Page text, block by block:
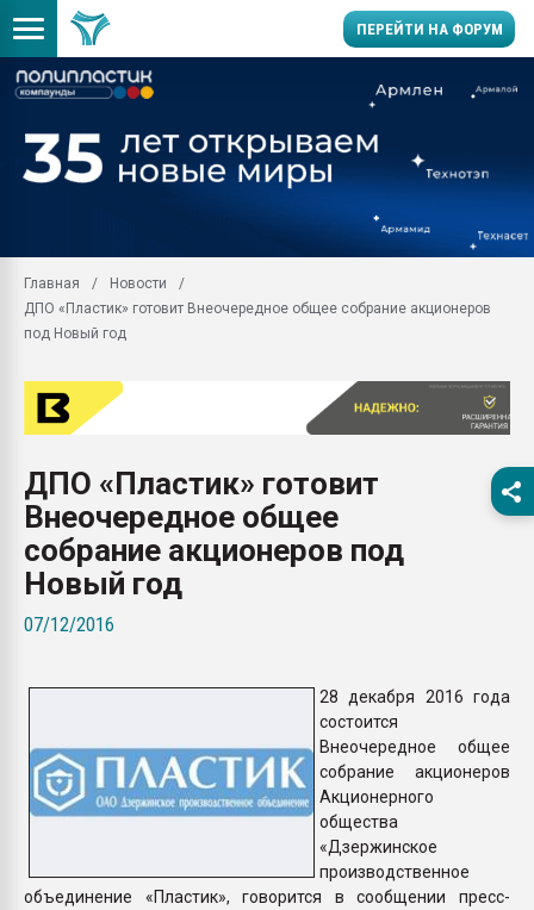
ПЕРЕЙТИ НА ФОРУМ
производство SPC
заводу пластмасс"
28.07.2026
первый план в
28.07.2026
ситуацией на
Всё, что касается
Главная
Новости
ДПО «Пластик» готовит Внеочередное общее собрание акционеров
под Новый год
ДПО «Пластик» готовит
Внеочередное общее
собрание акционеров под
Новый год
07/12/2016
28 декабря 2016 года
состоится
Внеочередное общее
собрание акционеров
Акционерного
общества
«Дзержинское
производственное
объединение «Пластик», говорится в сообщении пресс-